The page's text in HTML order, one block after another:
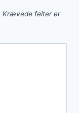
Krævede felter er